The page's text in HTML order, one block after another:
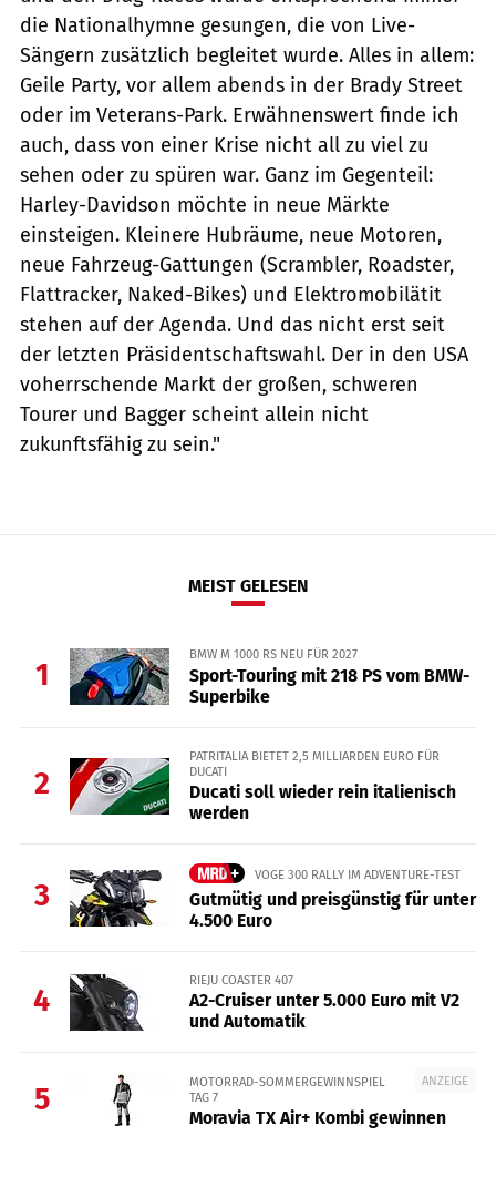
die Nationalhymne gesungen, die von Live-
Sängern zusätzlich begleitet wurde. Alles in allem:
Geile Party, vor allem abends in der Brady Street
oder im Veterans-Park. Erwähnenswert finde ich
auch, dass von einer Krise nicht all zu viel zu
sehen oder zu spüren war. Ganz im Gegenteil:
Harley-Davidson möchte in neue Märkte
einsteigen. Kleinere Hubräume, neue Motoren,
neue Fahrzeug-Gattungen (Scrambler, Roadster,
Flattracker, Naked-Bikes) und Elektromobilätit
stehen auf der Agenda. Und das nicht erst seit
der letzten Präsidentschaftswahl. Der in den USA
voherrschende Markt der großen, schweren
Tourer und Bagger scheint allein nicht
zukunftsfähig zu sein."
MEIST GELESEN
1
BMW M 1000 RS NEU FÜR 2027
Sport-Touring mit 218 PS vom BMW-
Superbike
2
PATRITALIA BIETET 2,5 MILLIARDEN EURO FÜR
DUCATI
Ducati soll wieder rein italienisch
werden
3
VOGE 300 RALLY IM ADVENTURE-TEST
Gutmütig und preisgünstig für unter
4.500 Euro
4
RIEJU COASTER 407
A2-Cruiser unter 5.000 Euro mit V2
und Automatik
5
ANZEIGE
MOTORRAD-SOMMERGEWINNSPIEL
TAG 7
Moravia TX Air+ Kombi gewinnen